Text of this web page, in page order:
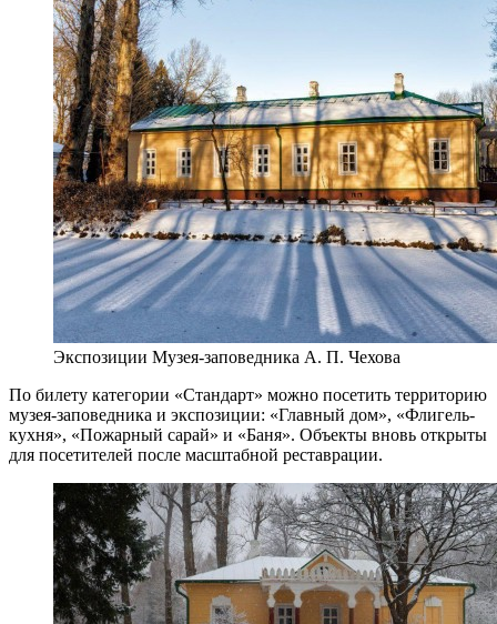
Экспозиции Музея-заповедника А. П. Чехова
По билету категории «Стандарт» можно посетить территорию
музея-заповедника и экспозиции: «Главный дом», «Флигель-
кухня», «Пожарный сарай» и «Баня». Объекты вновь открыты
для посетителей после масштабной реставрации.